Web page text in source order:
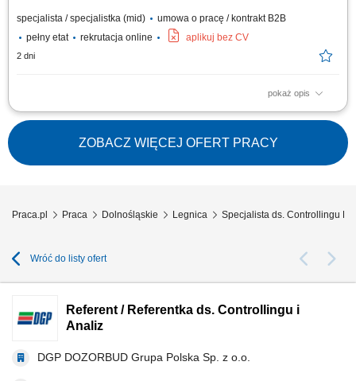
specjalista / specjalistka (mid)
umowa o pracę / kontrakt B2B
pełny etat
rekrutacja online aplikuj bez CV
2 dni
pokaż opis
Monitorowanie i rozliczanie budżetów w obszarze inwestycji
budowlanych oraz wewnątrz organizacji. Weryfikowanie terminowości i
zaawansowania prac w stosunku do planów harmonogramowych.
Identyfikowanie zagrożeń finansowych i operacyjnych wpływających na
realizację kontraktów....
ZOBACZ WIĘCEJ OFERT PRACY
Praca.pl Praca Dolnośląskie Legnica Specjalista ds. Controllingu
Wróć do listy ofert
Referent / Referentka ds. Controllingu i
Analiz
DGP DOZORBUD Grupa Polska Sp. z o.o.